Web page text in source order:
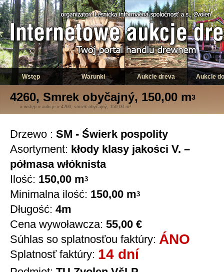
Wstęp Warunki Aukcie dreva Aukcie
4260, Smrek obyčajný, 150,00 m3
» wstęp » aukcje » 4260, smrek obyčajný, 150,00 m 3
Drzewo : SM - Świerk pospolity
Asortyment: kłody klasy jakości V. –
półmasa włóknista
Ilość: 150,00 m3
Minimalna ilość: 150,00 m3
Długość: 4m
Cena wywoławcza: 55,00 €
Súhlas so splatnosťou faktúry: ÁNO
Splatnosť faktúry: 14 dní